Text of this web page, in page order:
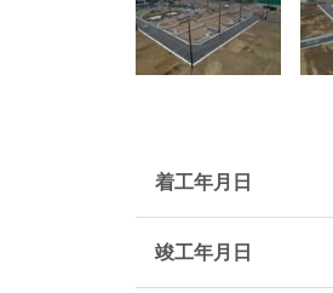
着工年月日
竣工年月日